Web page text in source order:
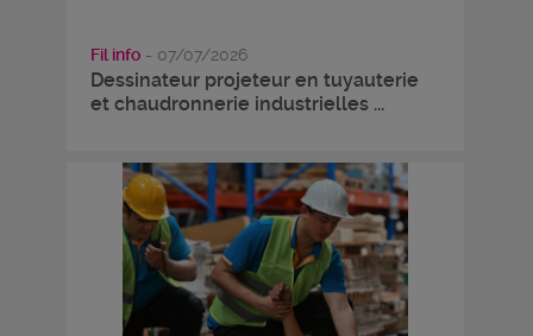
Fil info - 07/07/2026
Dessinateur projeteur en tuyauterie
et chaudronnerie industrielles ...